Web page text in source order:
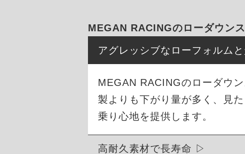
MEGAN RACINGのローダウン
アグレッシブなローフォルム
MEGAN RACINGのローダウ
製よりも下がり量が多く、見
乗り心地を提供します。
高耐久素材で長寿命